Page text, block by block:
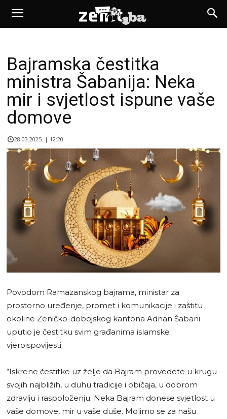
Bajramska čestitka
ministra Šabanija: Neka
mir i svjetlost ispune vaše
domove
28.03.2025. | 12:20
Povodom Ramazanskog bajrama, ministar za
prostorno uređenje, promet i komunikacije i zaštitu
okoline Zeničko-dobojskog kantona Adnan Šabani
uputio je čestitku svim građanima islamske
vjeroispovijesti.
“Iskrene čestitke uz želje da Bajram provedete u krugu
svojih najbližih, u duhu tradicije i običaja, u dobrom
zdravlju i raspoloženju. Neka Bajram donese svjetlost u
vaše domove, mir u vaše duše. Molimo se za našu